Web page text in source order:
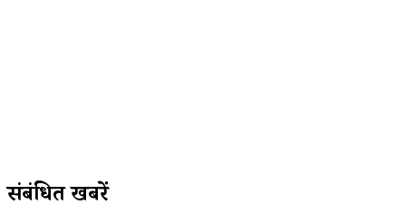
संबंधित खबरें